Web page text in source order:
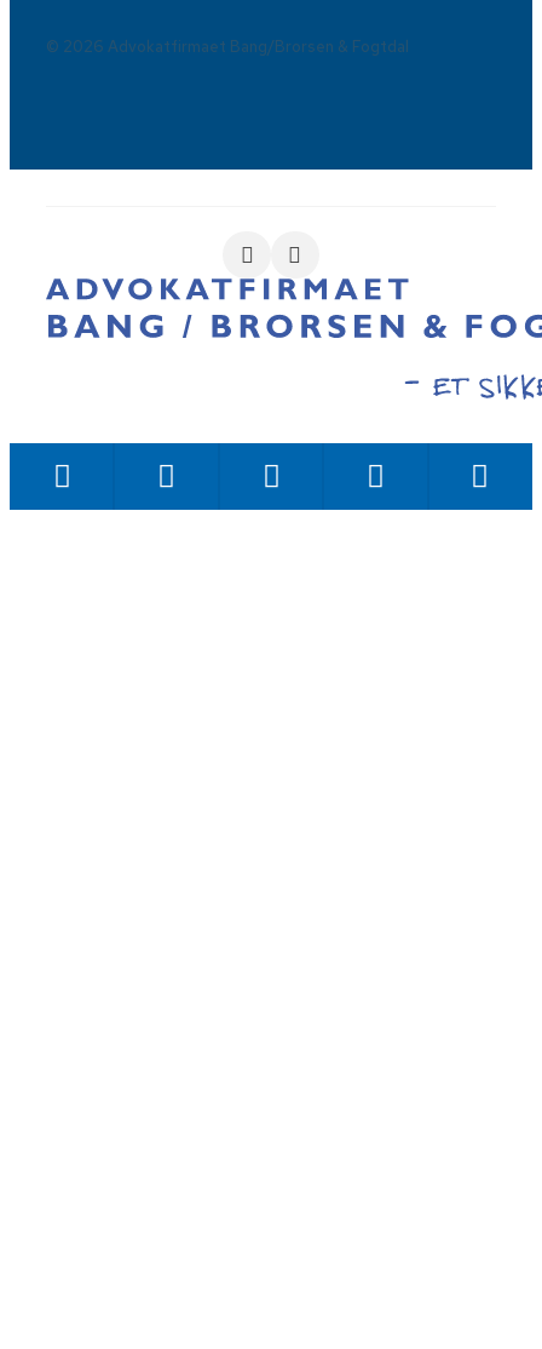
© 2026 Advokatfirmaet Bang/Brorsen & Fogtdal